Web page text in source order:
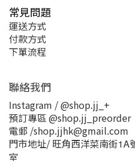
常見問題
運送方式
付款方式
下單流程
聯絡我們
Instagram / @shop.jj_+
預訂專區 @shop.jj_preorder
電郵 /shop.jjhk@gmail.com
門市地址/ 旺角西洋菜南街1A
室